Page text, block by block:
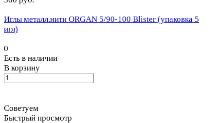
Иглы металл.нити ORGAN 5/90-100 Blister (упаковка 5
игл)
0
Есть в наличии
В корзину
Советуем
Быстрый просмотр